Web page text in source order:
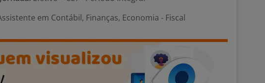
em Contábil, Finanças, Economia - Fiscal